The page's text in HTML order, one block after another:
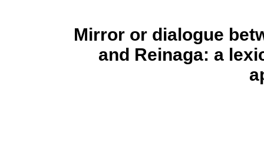
Mirror or dialogue
and Reinaga: a